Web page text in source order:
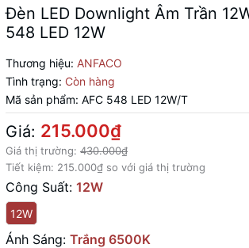
Đèn LED Downlight Âm Trần
548 LED 12W
Thương hiệu: ANFACO
Tình trạng: Còn hàng
Mã sản phẩm: AFC 548 LED 12W/T
Giá: 215.000₫
Giá thị trường: 430.000₫
Tiết kiệm: 215.000₫ so với giá thị trường
Công Suất: 12W
12W
Ánh Sáng: Trắng 6500K